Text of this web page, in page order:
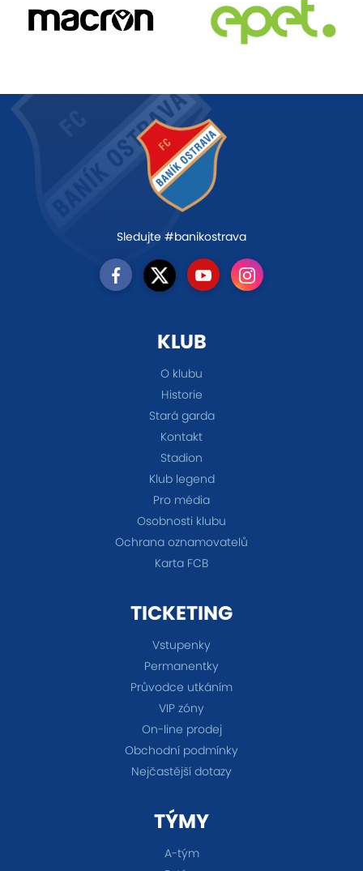
Sledujte #banikostrava
KLUB
O klubu
Historie
Stará garda
Kontakt
Stadion
Klub legend
Pro média
Osobnosti klubu
Ochrana oznamovatelů
Karta FCB
TICKETING
Vstupenky
Permanentky
Průvodce utkáním
VIP zóny
On-line prodej
Obchodní podmínky
Nejčastější dotazy
TÝMY
A-tým